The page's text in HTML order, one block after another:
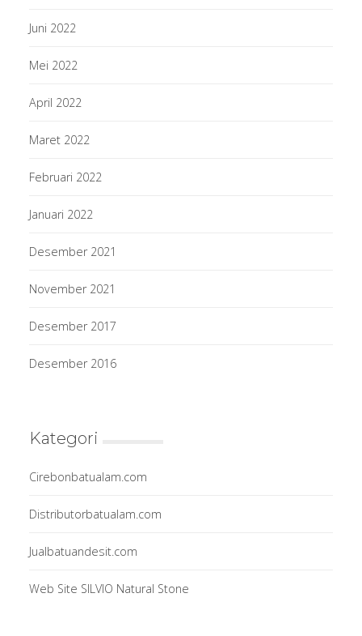
Juni 2022
Mei 2022
April 2022
Maret 2022
Februari 2022
Januari 2022
Desember 2021
November 2021
Desember 2017
Desember 2016
Kategori
Cirebonbatualam.com
Distributorbatualam.com
Jualbatuandesit.com
Web Site SILVIO Natural Stone